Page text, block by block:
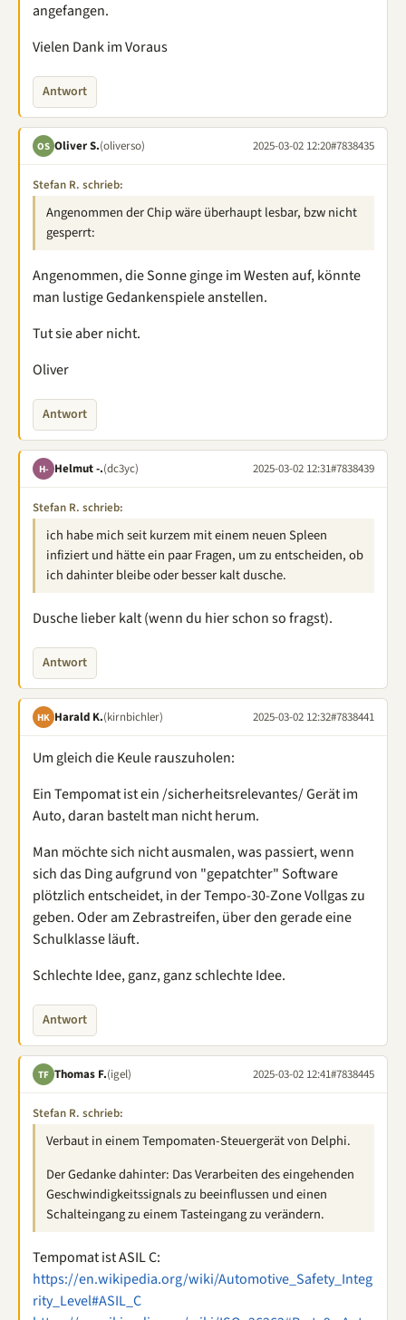
angefangen.
Vielen Dank im Voraus
Antwort
OS Oliver S.(oliverso) 2025-03-02 12:20#7838435
Stefan R. schrieb:
Angenommen der Chip wäre überhaupt lesbar, bzw nicht
gesperrt:
Angenommen, die Sonne ginge im Westen auf, könnte
man lustige Gedankenspiele anstellen.
Tut sie aber nicht.
Oliver
Antwort
H- Helmut -.(dc3yc) 2025-03-02 12:31#7838439
Stefan R. schrieb:
ich habe mich seit kurzem mit einem neuen Spleen
infiziert und hätte ein paar Fragen, um zu entscheiden, ob
ich dahinter bleibe oder besser kalt dusche.
Dusche lieber kalt (wenn du hier schon so fragst).
Antwort
HK Harald K.(kirnbichler) 2025-03-02 12:32#7838441
Um gleich die Keule rauszuholen:
Ein Tempomat ist ein /sicherheitsrelevantes/ Gerät im
Auto, daran bastelt man nicht herum.
Man möchte sich nicht ausmalen, was passiert, wenn
sich das Ding aufgrund von "gepatchter" Software
plötzlich entscheidet, in der Tempo-30-Zone Vollgas zu
geben. Oder am Zebrastreifen, über den gerade eine
Schulklasse läuft.
Schlechte Idee, ganz, ganz schlechte Idee.
Antwort
TF Thomas F.(igel) 2025-03-02 12:41#7838445
Stefan R. schrieb:
Verbaut in einem Tempomaten-Steuergerät von Delphi.
Der Gedanke dahinter: Das Verarbeiten des eingehenden
Geschwindigkeitssignals zu beeinflussen und einen
Schalteingang zu einem Tasteingang zu verändern.
Tempomat ist ASIL C:
https://en.wikipedia.org/wiki/Automotive_Safety_Integ
rity_Level#ASIL_C